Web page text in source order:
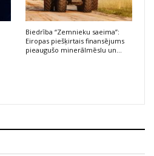
Biedrība “Zemnieku saeima”:
Eiropas piešķirtais finansējums
pieaugušo minerālmēslu un…